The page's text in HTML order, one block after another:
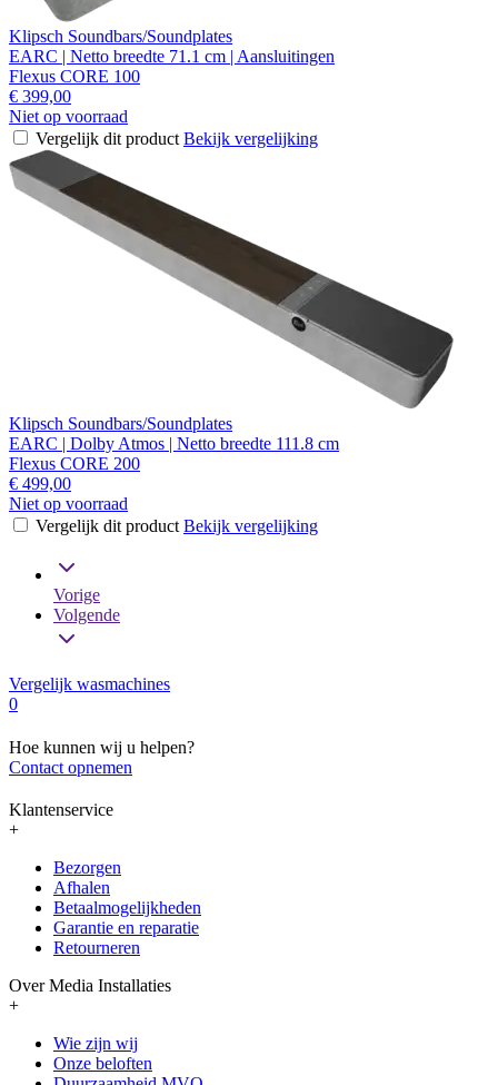
Klipsch Soundbars/Soundplates
EARC | Netto breedte 71.1 cm | Aansluitingen
Flexus CORE 100
€ 399,00
Niet op voorraad
Vergelijk dit product Bekijk vergelijking
Klipsch Soundbars/Soundplates
EARC | Dolby Atmos | Netto breedte 111.8 cm
Flexus CORE 200
€ 499,00
Niet op voorraad
Vergelijk dit product Bekijk vergelijking
Vorige
Volgende
Vergelijk wasmachines
0
Hoe kunnen wij u helpen?
Contact opnemen
Klantenservice
+
Bezorgen
Afhalen
Betaalmogelijkheden
Garantie en reparatie
Retourneren
Over Media Installaties
+
Wie zijn wij
Onze beloften